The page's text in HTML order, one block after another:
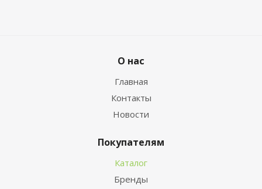
О нас
Главная
Контакты
Новости
Покупателям
Каталог
Бренды